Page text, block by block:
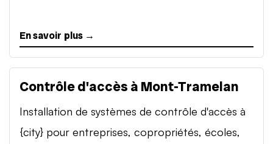
En savoir plus →
Contrôle d'accès à Mont-Tramelan
Installation de systèmes de contrôle d'accès à
{city} pour entreprises, copropriétés, écoles,